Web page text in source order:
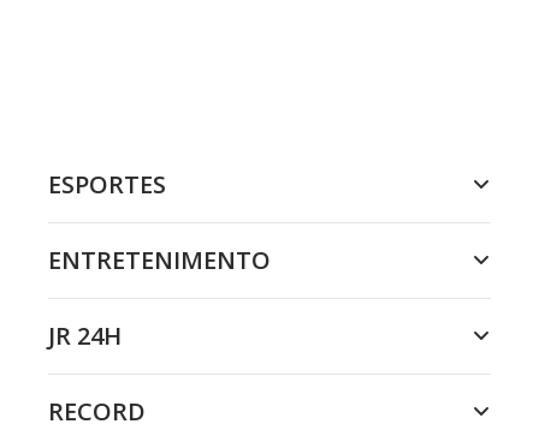
ESPORTES
ENTRETENIMENTO
JR 24H
RECORD